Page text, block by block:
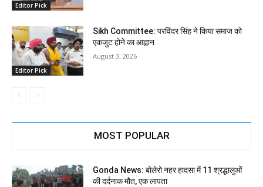
Editor Pick
Editor Pick
Sikh Committee: परविंदर सिंह ने किया समाज को
एकजुट होने का आह्वान
August 3, 2026
MOST POPULAR
Gonda News: बोलेरो नहर हादसा में 11 श्रद्धालुओं
की दर्दनाक मौत, एक लापता